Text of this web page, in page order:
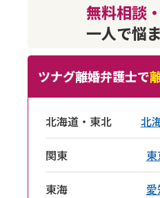
無料相談
一人で悩
ツナグ離婚弁護士で
北海道・東北 北
関東
東海